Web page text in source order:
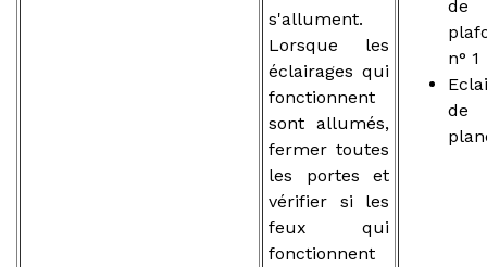
s'allument.
Lorsque les
éclairages qui
fonctionnent
sont allumés,
fermer toutes
les portes et
vérifier si les
feux qui
fonctionnent
de
n° 1
de